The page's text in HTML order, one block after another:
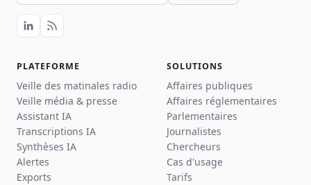
PLATEFORME
Veille des matinales radio
Veille média & presse
Assistant IA
Transcriptions IA
Synthèses IA
Alertes
Exports
SOLUTIONS
Affaires publiques
Affaires réglementaires
Parlementaires
Journalistes
Chercheurs
Cas d'usage
Tarifs